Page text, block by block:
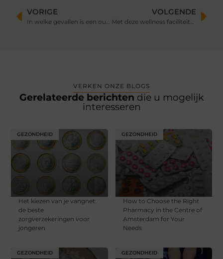
VORIGE
In welke gevallen is een outplacementtraject de beste oplossing?
VOLGENDE
Met deze wellness faciliteiten maak jij je vakantie extra luxe
VERKEN ONZE BLOGS
Gerelateerde berichten die u mogelijk
interesseren
GEZONDHEID
Het kiezen van je vangnet:
de beste
zorgverzekeringen voor
jongeren
GEZONDHEID
How to Choose the Right
Pharmacy in the Centre of
Amsterdam for Your
Needs
GEZONDHEID GEZONDHEID